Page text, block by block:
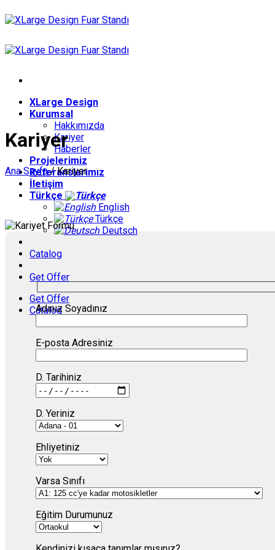
atla
XLarge Design
Kurumsal
Hakkımızda
Kariyer
Haberler
Projelerimiz
Referanslarımız
İletişim
Türkçe
English
Türkçe
Deutsch
Catalog
Get Offer
Get Offer
Catalog
Kariyer
Ana Sayfa /Kariyer
Adınız Soyadınız
E-posta Adresiniz
D. Tarihiniz
D. Yeriniz
Ehliyetiniz
Varsa Sınıfı
Eğitim Durumunuz